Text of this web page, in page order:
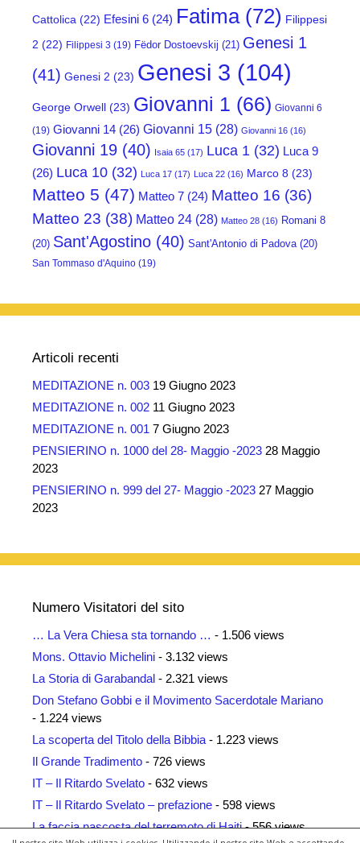
Cattolica (22) Efesini 6 (24) Fatima(72) Filippesi
2 (22) Filippesi 3 (19) Fëdor Dostoevskij (21) Genesi 1
(41) Genesi 2 (23) Genesi 3 (104)
George Orwell (23) Giovanni 1 (66) Giovanni 6
(19) Giovanni 14 (26) Giovanni 15 (28) Giovanni 16 (16)
Giovanni 19 (40) Isaia 65 (17) Luca 1 (32) Luca 9
(26) Luca 10 (32) Luca 17 (17) Luca 22 (16) Marco 8 (23)
Matteo 5 (47) Matteo 7 (24) Matteo 16 (36)
Matteo 23 (38) Matteo 24 (28) Matteo 28 (16) Romani 8
(20) Sant'Agostino (40) Sant'Antonio di Padova(20)
San Tommaso d'Aquino (19)
Articoli recenti
MEDITAZIONE n. 003 19 Giugno 2023
MEDITAZIONE n. 002 11 Giugno 2023
MEDITAZIONE n. 001 7 Giugno 2023
PENSIERINO n. 1000 del 28- Maggio -2023 28 Maggio
2023
PENSIERINO n. 999 del 27- Maggio -2023 27 Maggio
2023
Numero Visitatori del sito
… La Vera Chiesa sta tornando … - 1.506 views
Mons. Ottavio Michelini - 3.132 views
La Storia di Garabandal - 2.321 views
Don Stefano Gobbi e il Movimento Sacerdotale Mariano
- 1.224 views
La scoperta del Titolo della Bibbia - 1.223 views
Il Grande Tradimento - 726 views
IT – Il Ritardo Svelato - 632 views
IT – Il Ritardo Svelato – prefazione - 598 views
La faccia nascosta del terremoto di Haiti- 556 views